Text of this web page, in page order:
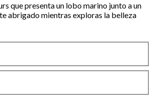
que presenta un lobo marino junto a un
abrigado mientras exploras la belleza